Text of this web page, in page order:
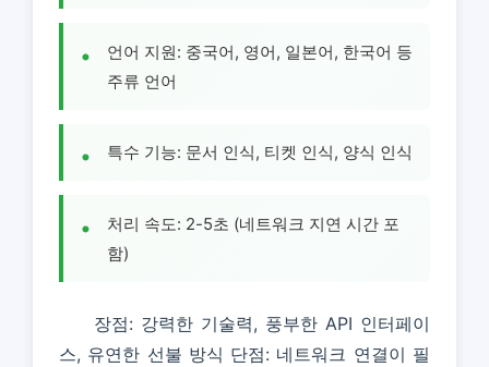
언어 지원: 중국어, 영어, 일본어, 한국어 등
주류 언어
특수 기능: 문서 인식, 티켓 인식, 양식 인식
처리 속도: 2-5초 (네트워크 지연 시간 포
함)
장점: 강력한 기술력, 풍부한 API 인터페이
스, 유연한 선불 방식 단점: 네트워크 연결이 필